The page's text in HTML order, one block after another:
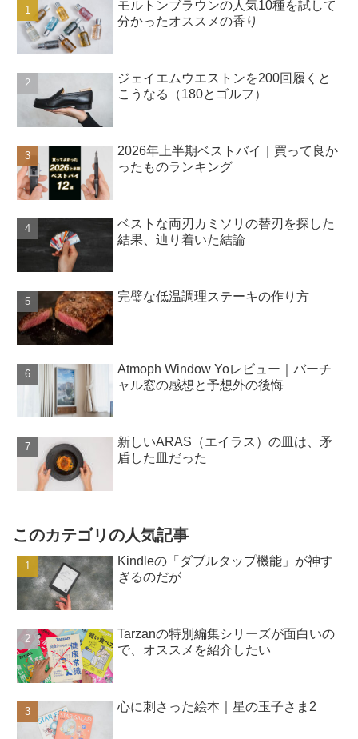
モルトンブラウンの人気10種を試して
分かったオススメの香り
ジェイエムウエストンを200回履くと
こうなる（180とゴルフ）
2026年上半期ベストバイ｜買って良か
ったものランキング
ベストな両刃カミソリの替刃を探した
結果、辿り着いた結論
完璧な低温調理ステーキの作り方
Atmoph Window Yoレビュー｜バーチ
ャル窓の感想と予想外の後悔
新しいARAS（エイラス）の皿は、矛
盾した皿だった
このカテゴリの人気記事
Kindleの「ダブルタップ機能」が神す
ぎるのだが
Tarzanの特別編集シリーズが面白いの
で、オススメを紹介したい
心に刺さった絵本｜星の玉子さま2